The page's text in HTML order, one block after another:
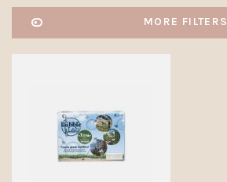
MORE FILTERS